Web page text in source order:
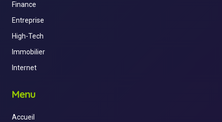
Finance
Entreprise
High-Tech
Immobilier
Internet
Menu
Accueil